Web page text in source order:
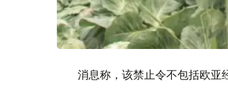
消息称，该禁止令不包括欧亚